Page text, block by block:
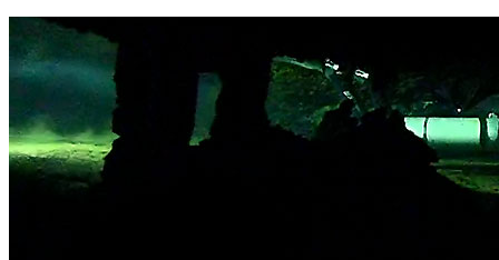
Das Sidemount-Forum ist auf
ein neues Forensystem
umgezogen und wie gewohnt
unterhttps://www.sidemount-